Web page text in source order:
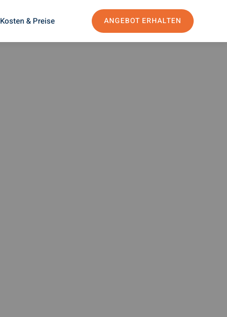
Kosten & Preise ANGEBOT ERHALTEN